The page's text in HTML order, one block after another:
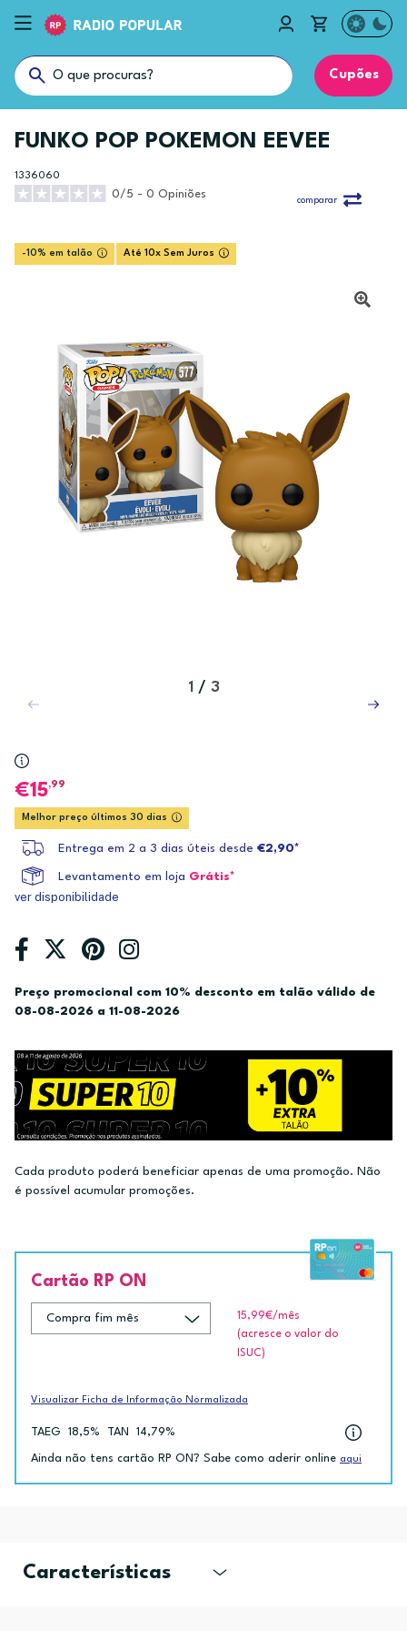
Cupões
FUNKO POP POKEMON EEVEE
1336060
0/5 - 0 Opiniões
comparar
-10% em talão Até 10x Sem Juros
1 / 3
15,99
Melhor preço últimos 30 dias
Entrega em 2 a 3 dias úteis desde €2,90*
Levantamento em loja Grátis*
ver disponibilidade
Preço promocional com 10% desconto em talão válido de
08-08-2026 a 11-08-2026
Cada produto poderá beneficiar apenas de uma promoção. Não
é possível acumular promoções.
Cartão RP ON
15,99€/mês
(acresce o valor do
ISUC)
Visualizar Ficha de Informação Normalizada
TAEG 18,5% TAN 14,79%
Ainda não tens cartão RP ON? Sabe como aderir online aqui
Características